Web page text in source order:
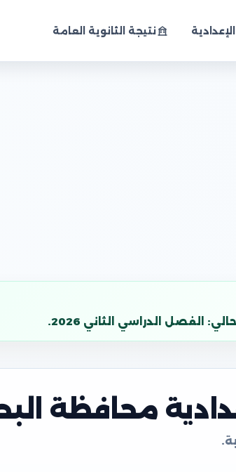
نتيجة الثانوية العامة
الفصل الدراسي الثاني 2026.
محافظة البحيرة